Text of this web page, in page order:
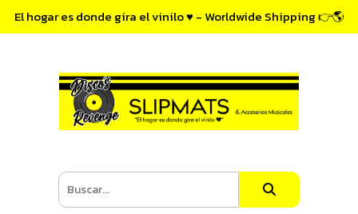
El hogar es donde gira el vinilo ♥ - Worldwide Shipping 👉🌎